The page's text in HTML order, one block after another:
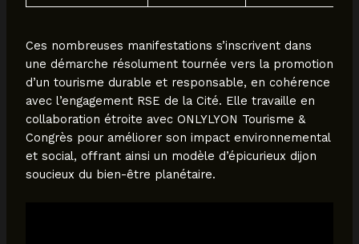
Ces nombreuses manifestations s’inscrivent dans
une démarche résolument tournée vers la promotion
d’un tourisme durable et responsable, en cohérence
avec l’engagement RSE de la Cité. Elle travaille en
collaboration étroite avec ONLYLYON Tourisme &
Congrès pour améliorer son impact environnemental
et social, offrant ainsi un modèle d’épicurieux dijon
soucieux du bien-être planétaire.